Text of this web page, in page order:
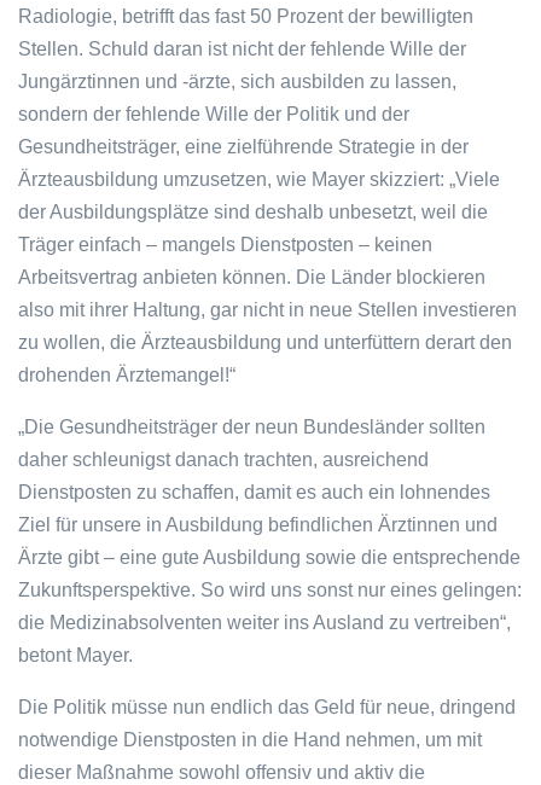
Radiologie, betrifft das fast 50 Prozent der bewilligten
Stellen. Schuld daran ist nicht der fehlende Wille der
Jungärztinnen und -ärzte, sich ausbilden zu lassen,
sondern der fehlende Wille der Politik und der
Gesundheitsträger, eine zielführende Strategie in der
Ärzteausbildung umzusetzen, wie Mayer skizziert: „Viele
der Ausbildungsplätze sind deshalb unbesetzt, weil die
Träger einfach – mangels Dienstposten – keinen
Arbeitsvertrag anbieten können. Die Länder blockieren
also mit ihrer Haltung, gar nicht in neue Stellen investieren
zu wollen, die Ärzteausbildung und unterfüttern derart den
drohenden Ärztemangel!“
„Die Gesundheitsträger der neun Bundesländer sollten
daher schleunigst danach trachten, ausreichend
Dienstposten zu schaffen, damit es auch ein lohnendes
Ziel für unsere in Ausbildung befindlichen Ärztinnen und
Ärzte gibt – eine gute Ausbildung sowie die entsprechende
Zukunftsperspektive. So wird uns sonst nur eines gelingen:
die Medizinabsolventen weiter ins Ausland zu vertreiben“,
betont Mayer.
Die Politik müsse nun endlich das Geld für neue, dringend
notwendige Dienstposten in die Hand nehmen, um mit
dieser Maßnahme sowohl offensiv und aktiv die